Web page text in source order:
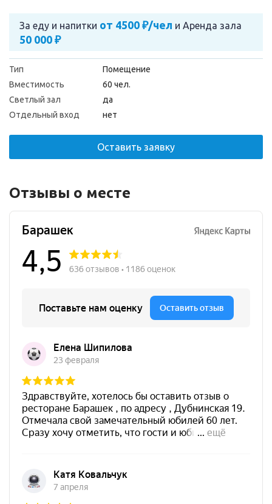
За еду и напитки от 4500 ₽/чел и Аренда зала
50 000 ₽
Тип
Помещение
Вместимость
60 чел.
Светлый зал
да
Отдельный вход
нет
Оставить заявку
Отзывы о месте